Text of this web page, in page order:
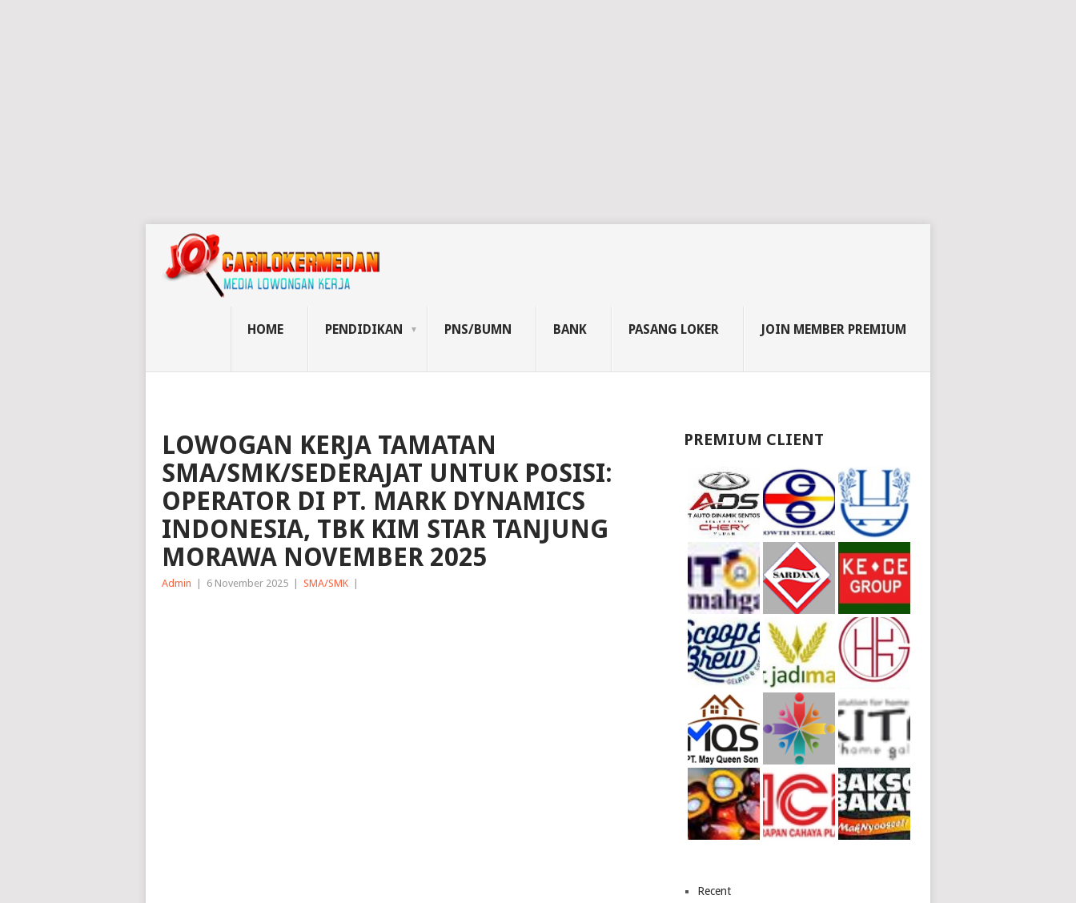
HOME PENDIDIKAN PNS/BUMN BANK PASANG LOKER JOIN MEMBER PREMIUM
LOWOGAN KERJA TAMATAN
SMA/SMK/SEDERAJAT UNTUK POSISI:
OPERATOR DI PT. MARK DYNAMICS
INDONESIA, TBK KIM STAR TANJUNG
MORAWA NOVEMBER 2025
Admin 6 November 2025 SMA/SMK
PREMIUM CLIENT
Recent